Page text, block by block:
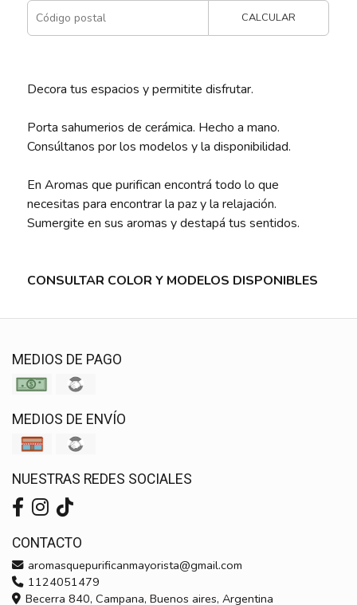
CALCULAR
Decora tus espacios y permitite disfrutar.
Porta sahumerios de cerámica. Hecho a mano.
Consúltanos por los modelos y la disponibilidad.
En Aromas que purifican encontrá todo lo que
necesitas para encontrar la paz y la relajación.
Sumergite en sus aromas y destapá tus sentidos.
CONSULTAR COLOR Y MODELOS DISPONIBLES
MEDIOS DE PAGO
MEDIOS DE ENVÍO
NUESTRAS REDES SOCIALES
CONTACTO
aromasquepurificanmayorista@gmail.com
1124051479
Becerra 840, Campana, Buenos aires, Argentina